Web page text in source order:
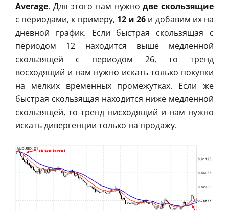
Average. Для этого нам нужнодве скользящие
с периодами, к примеру, 12 и 26 и добавим их на
дневной график. Если быстрая скользящая с
периодом 12 находится выше медленной
скользящей с периодом 26, то тренд
восходящий и нам нужно искать только покупки
на мелких временных промежутках. Если же
быстрая скользящая находится ниже медленной
скользящей, то тренд нисходящий и нам нужно
искать дивергенции только на продажу.